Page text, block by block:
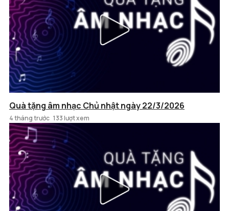
Quà tặng âm nhạc Chủ nhật ngày 22/3/2026
4 tháng trước 133 lượt xem